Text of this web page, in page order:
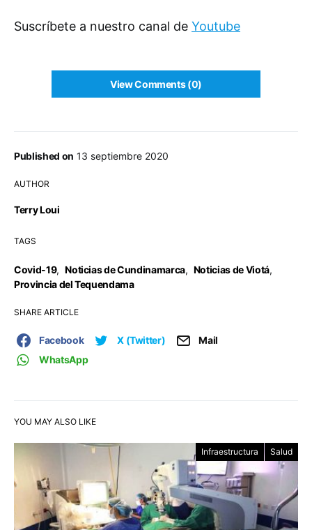
Published on 13 septiembre 2020
AUTHOR
Terry Loui
TAGS
Covid-19, Noticias de Cundinamarca, Noticias de Viotá,
Provincia del Tequendama
SHARE ARTICLE
Facebook X (Twitter)
Mail
WhatsApp
Suscríbete a nuestro canal de Youtube
View Comments (0)
YOU MAY ALSO LIKE
Infraestructura Salud